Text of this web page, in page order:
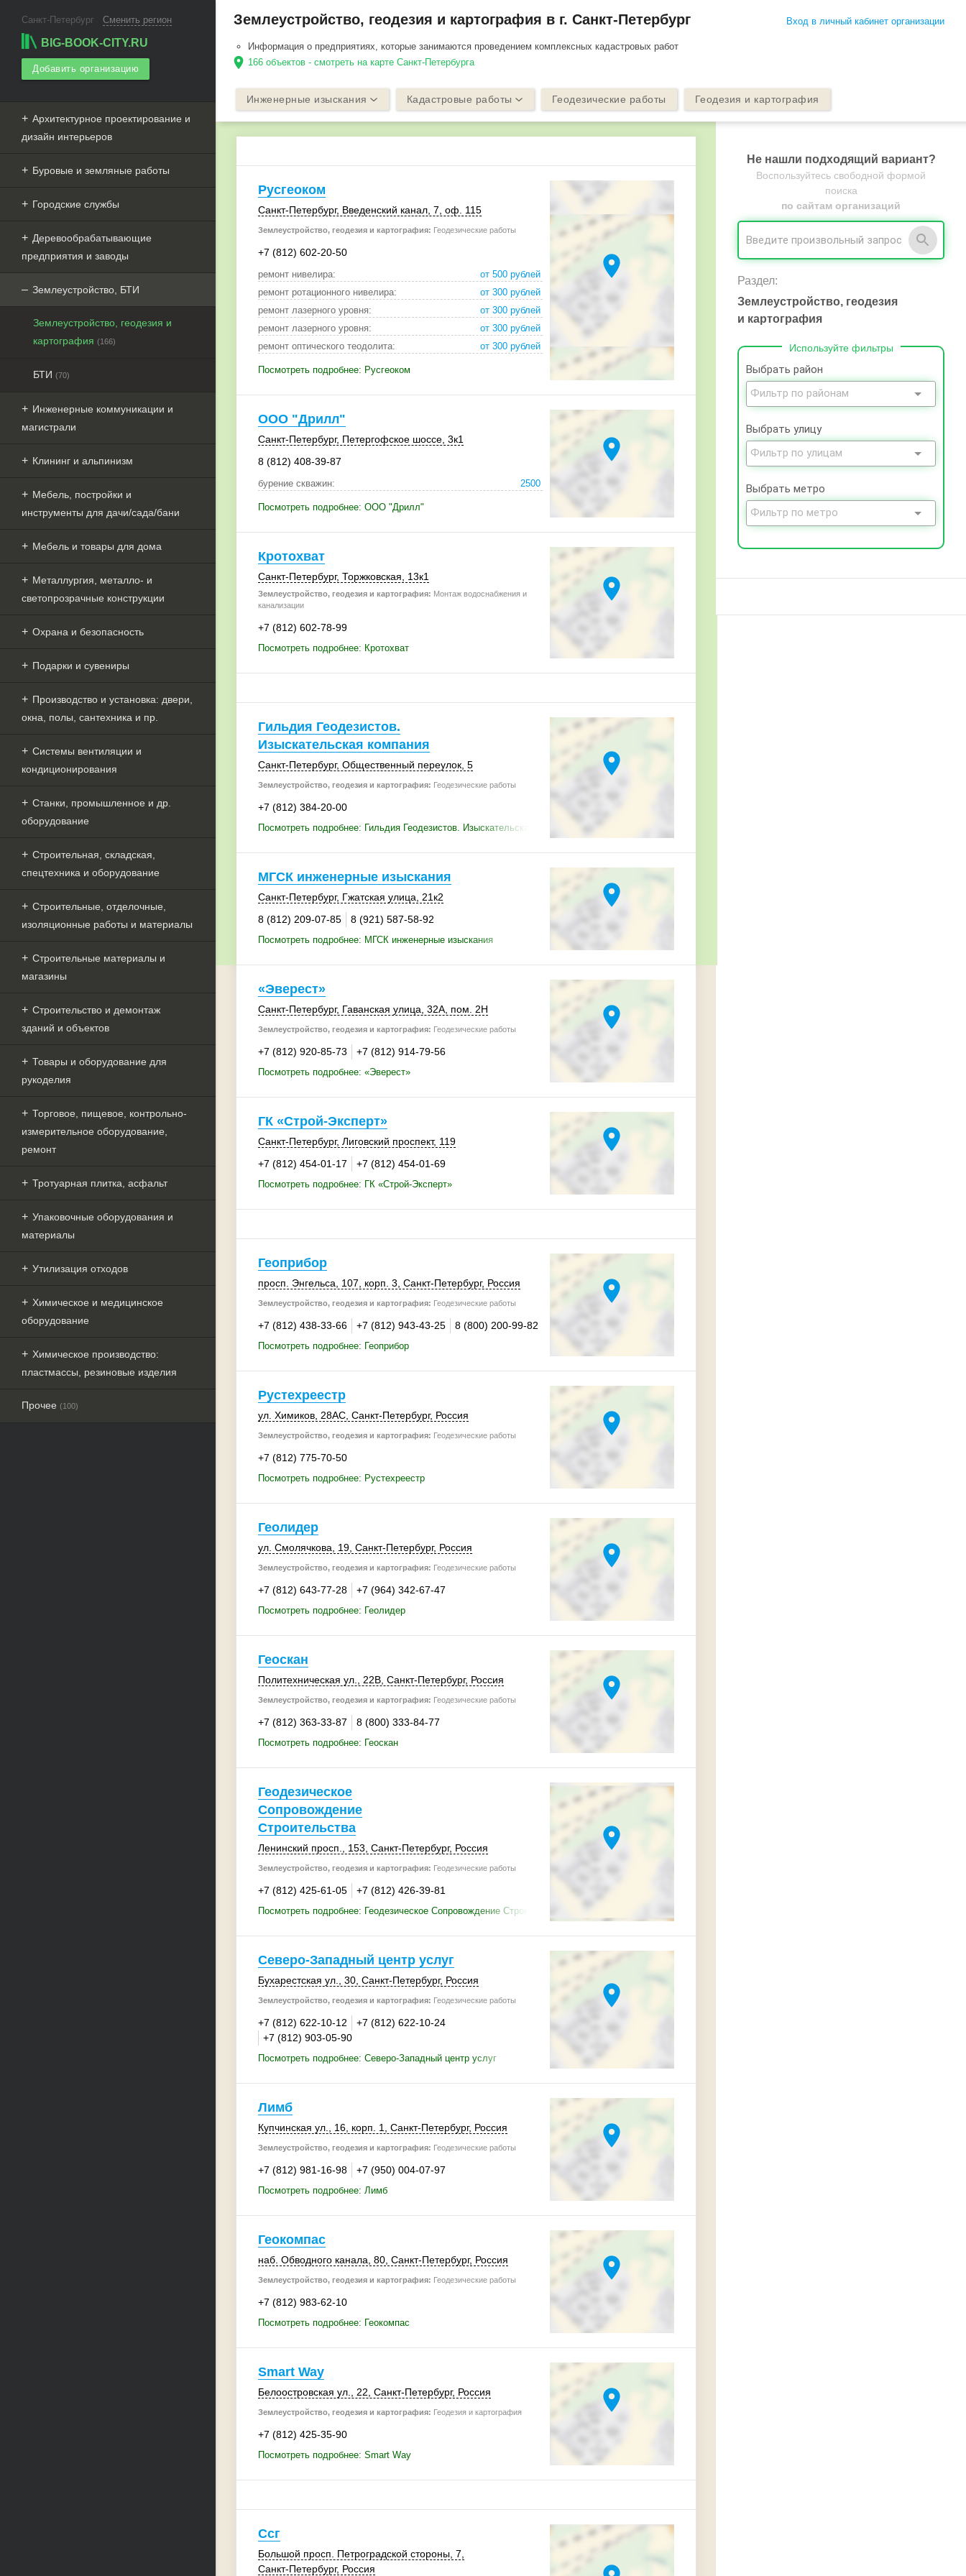
Санкт-Петербург Сменить регион
BIG-BOOK-CITY.RU
Добавить организацию
Архитектурное проектирование и
дизайн интерьеров
Буровые и земляные работы
Городские службы
Деревообрабатывающие
предприятия и заводы
Землеустройство, БТИ
Землеустройство, геодезия и
картография (166)
БТИ (70)
Инженерные коммуникации и
магистрали
Клининг и альпинизм
Мебель, постройки и
инструменты для дачи/сада/бани
Мебель и товары для дома
Металлургия, металло- и
светопрозрачные конструкции
Охрана и безопасность
Подарки и сувениры
Производство и установка: двери,
окна, полы, сантехника и пр.
Системы вентиляции и
кондиционирования
Станки, промышленное и др.
оборудование
Строительная, складская,
спецтехника и оборудование
Строительные, отделочные,
изоляционные работы и материалы
Строительные материалы и
магазины
Строительство и демонтаж
зданий и объектов
Товары и оборудование для
рукоделия
Торговое, пищевое, контрольно-
измерительное оборудование,
ремонт
Тротуарная плитка, асфальт
Упаковочные оборудования и
материалы
Утилизация отходов
Химическое и медицинское
оборудование
Химическое производство:
пластмассы, резиновые изделия
Прочее (100)
Землеустройство, геодезия и картография в г. Санкт-Петербург
Информация о предприятиях, которые занимаются проведением комплексных кадастровых работ
location_on 166 объектов - смотреть на карте Санкт-Петербурга
Вход в личный кабинет организации
Инженерные изыскания Кадастровые работы Геодезические работы Геодезия и картография
Русгеоком
Санкт-Петербург, Введенский канал, 7 оф. 115
Землеустройство, геодезия и картография: Геодезические работы
+7 (812) 602-20-50
ремонт нивелира:
от 500 рублей
ремонт ротационного нивелира:
от 300 рублей
ремонт лазерного уровня:
от 300 рублей
ремонт лазерного уровня:
от 300 рублей
ремонт оптического теодолита:
от 300 рублей
Посмотреть подробнее: Русгеоком
location_on
ООО "Дрилл"
Санкт-Петербург, Петергофское шоссе, 3к1
8 (812) 408-39-87
бурение скважин: 2500
Посмотреть подробнее: ООО "Дрилл"
location_on
Кротохват
Санкт-Петербург, Торжковская 13к1
Землеустройство, геодезия и картография: Монтаж водоснабжения и
канализации
+7 (812) 602-78-99
Посмотреть подробнее: Кротохват
location_on
Гильдия Геодезистов.
Изыскательская компания
Санкт-Петербург, Общественный переулок, 5
Землеустройство, геодезия и картография: Геодезические работы
+7 (812) 384-20-00
Посмотреть подробнее: Гильдия Геодезистов. Изыскательская компания
location_on
МГСК инженерные изыскания
Санкт-Петербург, Гжатская улица
21к2
8 (812) 209-07-85
8 (921) 587-58-92
Посмотреть подробнее: МГСК инженерные изыскания
location_on
«Эверест»
Санкт-Петербург, Гаванская улица 32А, пом. 2Н
Землеустройство, геодезия и картография: Геодезические работы
+7 (812) 920-85-73 +7 (812) 914-79-56
Посмотреть подробнее: «Эверест»
location_on
ГК «Строй-Эксперт»
Санкт-Петербург, Лиговский проспект, 119
+7 (812) 454-01-17
+7 (812) 454-01-69
Посмотреть подробнее: ГК «Строй-Эксперт»
location_on
Геоприбор
просп. Энгельса 107 корп. 3 Санкт-Петербург, Россия
Землеустройство, геодезия и картография: Геодезические работы
+7 (812) 438-33-66 +7 (812) 943-43-25 8 (800) 200-99-82
Посмотреть подробнее: Геоприбор
location_on
Рустехреестр
ул. Химиков, 28АС, Санкт-Петербург, Россия
Землеустройство, геодезия и картография: Геодезические работы
+7 (812) 775-70-50
Посмотреть подробнее: Рустехреестр
location_on
Геолидер
ул. Смолячкова, 19, Санкт-Петербург, Россия
Землеустройство, геодезия и картография: Геодезические работы
+7 (812) 643-77-28 +7 (964) 342-67-47
Посмотреть подробнее: Геолидер
location_on
Геоскан
Политехническая ул. 22В, Санкт-Петербург, Россия
Землеустройство, геодезия и картография: Геодезические работы
+7 (812) 363-33-87 8 (800) 333-84-77
Посмотреть подробнее: Геоскан
location_on
Геодезическое
Сопровождение
Строительства
Ленинский просп. 153 Санкт-Петербург, Россия
Землеустройство, геодезия и картография: Геодезические работы
+7 (812) 425-61-05 +7 (812) 426-39-81
Посмотреть подробнее: Геодезическое Сопровождение Строительства
location_on
Северо-Западный центр услуг
Бухарестская ул., 30, Санкт-Петербург, Россия
Землеустройство, геодезия и картография: Геодезические работы
+7 (812) 622-10-12
+7 (812) 622-10-24
+7 (812) 903-05-90
Посмотреть подробнее: Северо-Западный центр услуг
location_on
Лимб
Купчинская ул., 16, корп. 1 Санкт-Петербург, Россия
Землеустройство, геодезия и картография: Геодезические работы
+7 (812) 981-16-98 +7 (950) 004-07-97
Посмотреть подробнее: Лимб
location_on
Геокомпас
наб. Обводного канала, 80, Санкт-Петербург, Россия
Землеустройство, геодезия и картография: Геодезические работы
+7 (812) 983-62-10
Посмотреть подробнее: Геокомпас
location_on
Smart Way
Белоостровская ул., 22, Санкт-Петербург, Россия
Землеустройство, геодезия и картография: Геодезия и картография
+7 (812) 425-35-90
Посмотреть подробнее: Smart Way
location_on
Ссг
Большой просп. Петроградской стороны, 7,
Санкт-Петербург, Россия
Не нашли подходящий вариант?
Воспользуйтесь свободной формой
поиска
по сайтам организаций
Раздел:
Землеустройство, геодезия
и картография
Используйте фильтры
Выбрать район
Выбрать улицу
Выбрать метро